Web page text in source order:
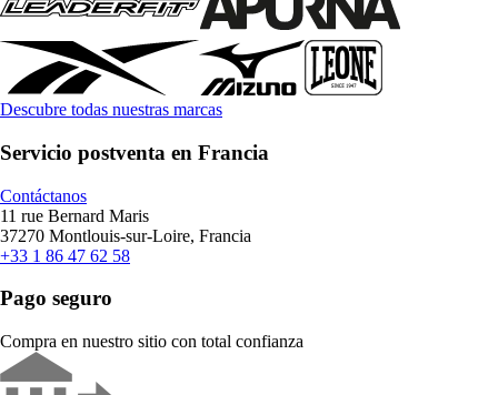
Descubre todas nuestras marcas
Servicio postventa en Francia
Contáctanos
11 rue Bernard Maris
37270 Montlouis-sur-Loire, Francia
+33 1 86 47 62 58
Pago seguro
Compra en nuestro sitio con total confianza